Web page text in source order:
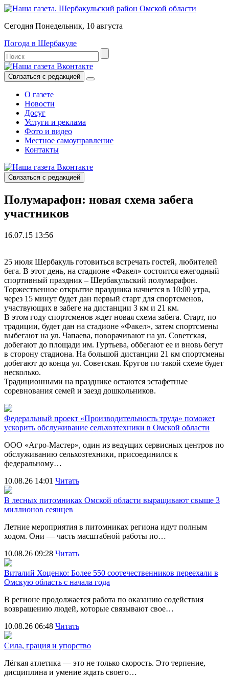
Сегодня Понедельник, 10 августа
Погода в Шербакуле
Связаться с редакцией
О газете
Новости
Досуг
Услуги и реклама
Фото и видео
Местное самоуправление
Контакты
Связаться с редакцией
Полумарафон: новая схема забега
участников
16.07.15 13:56
25 июля Шербакуль готовиться встречать гостей, любителей
бега. В этот день, на стадионе «Факел» состоится ежегодный
спортивный праздник – Шербакульский полумарафон.
Торжественное открытие праздника начнется в 10:00 утра,
через 15 минут будет дан первый старт для спортсменов,
участвующих в забеге на дистанции 3 км и 21 км.
В этом году спортсменов ждет новая схема забега. Старт, по
традиции, будет дан на стадионе «Факел», затем спортсмены
выбегают на ул. Чапаева, поворачивают на ул. Советская,
добегают до площади им. Гуртьева, оббегают ее и вновь бегут
в сторону стадиона. На большой дистанции 21 км спортсмены
добегают до конца ул. Советская. Кругов по такой схеме будет
несколько.
Традиционными на празднике остаются эстафетные
соревнования семей и заезд дошкольников.
Федеральный проект «Производительность труда» поможет
ускорить обслуживание сельхозтехники в Омской области
ООО «Агро‑Мастер», один из ведущих сервисных центров по
обслуживанию сельхозтехники, присоединился к
федеральному…
10.08.26 14:01 Читать
В лесных питомниках Омской области выращивают свыше 3
миллионов сеянцев
Летние мероприятия в питомниках региона идут полным
ходом. Они — часть масштабной работы по…
10.08.26 09:28 Читать
Виталий Хоценко: Более 550 соотечественников переехали в
Омскую область с начала года
В регионе продолжается работа по оказанию содействия
возвращению людей, которые связывают свое…
10.08.26 06:48 Читать
Сила, грация и упорство
Лёгкая атлетика — это не только скорость. Это терпение,
дисциплина и умение ждать своего…